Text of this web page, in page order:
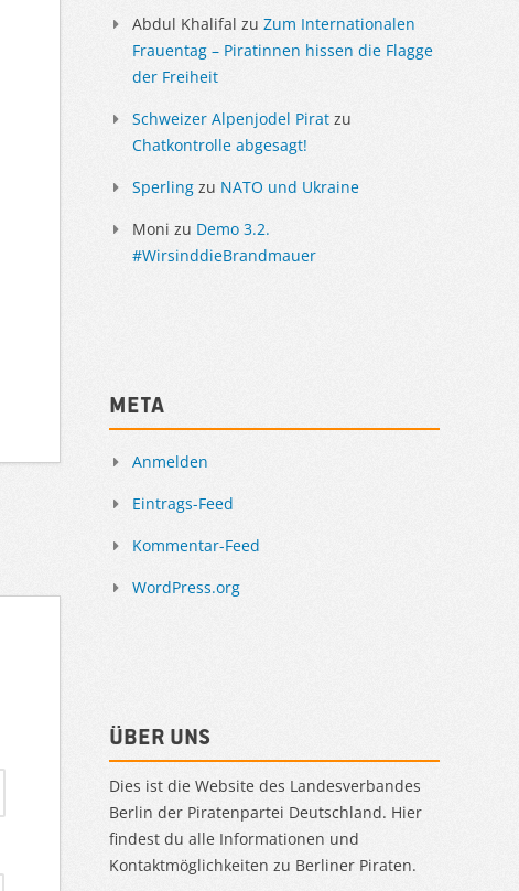
Abdul Khalifal zu Zum Internationalen
Frauentag – Piratinnen hissen die Flagge
der Freiheit
Schweizer Alpenjodel Pirat zu
Chatkontrolle abgesagt!
Sperling zu NATO und Ukraine
Moni zu Demo 3.2.
#WirsinddieBrandmauer
Meta
Anmelden
Eintrags-Feed
Kommentar-Feed
WordPress.org
Über uns
Dies ist die Website des Landesverbandes
Berlin der Piratenpartei Deutschland. Hier
findest du alle Informationen und
Kontaktmöglichkeiten zu Berliner Piraten.